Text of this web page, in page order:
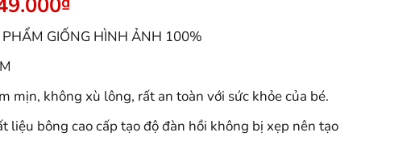
hiện
tại
149.000₫.
GIỐNG HÌNH ẢNH 100%
mịn, không xù lông, rất an toàn với sức khỏe của bé.
liệu bông cao cấp tạo độ đàn hồi không bị xẹp nên tạo